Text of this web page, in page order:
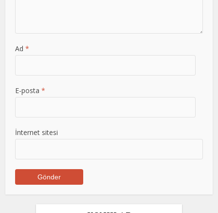
Ad*
E-posta*
İnternet sitesi